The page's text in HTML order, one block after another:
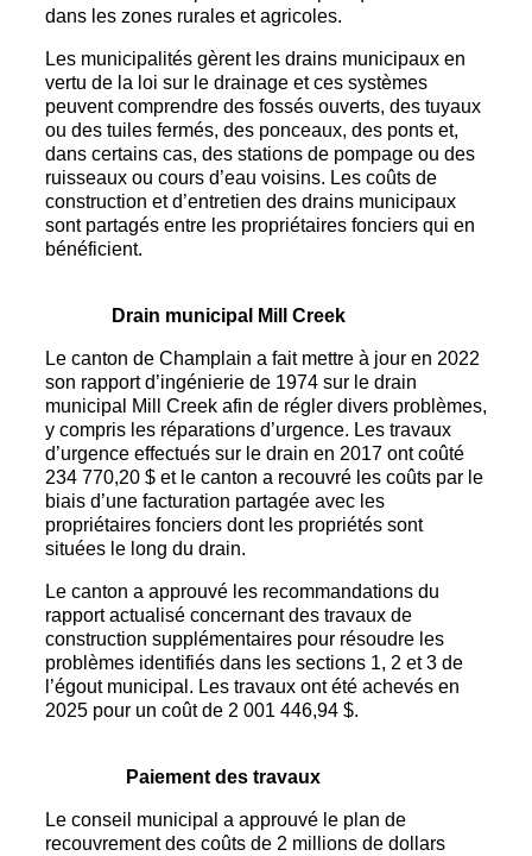
dans les zones rurales et agricoles.
Les municipalités gèrent les drains municipaux en
vertu de la loi sur le drainage et ces systèmes
peuvent comprendre des fossés ouverts, des tuyaux
ou des tuiles fermés, des ponceaux, des ponts et,
dans certains cas, des stations de pompage ou des
ruisseaux ou cours d’eau voisins. Les coûts de
construction et d’entretien des drains municipaux
sont partagés entre les propriétaires fonciers qui en
bénéficient.
Drain municipal Mill Creek
Le canton de Champlain a fait mettre à jour en 2022
son rapport d’ingénierie de 1974 sur le drain
municipal Mill Creek afin de régler divers problèmes,
y compris les réparations d’urgence. Les travaux
d’urgence effectués sur le drain en 2017 ont coûté
234 770,20 $ et le canton a recouvré les coûts par le
biais d’une facturation partagée avec les
propriétaires fonciers dont les propriétés sont
situées le long du drain.
Le canton a approuvé les recommandations du
rapport actualisé concernant des travaux de
construction supplémentaires pour résoudre les
problèmes identifiés dans les sections 1, 2 et 3 de
l’égout municipal. Les travaux ont été achevés en
2025 pour un coût de 2 001 446,94 $.
Paiement des travaux
Le conseil municipal a approuvé le plan de
recouvrement des coûts de 2 millions de dollars